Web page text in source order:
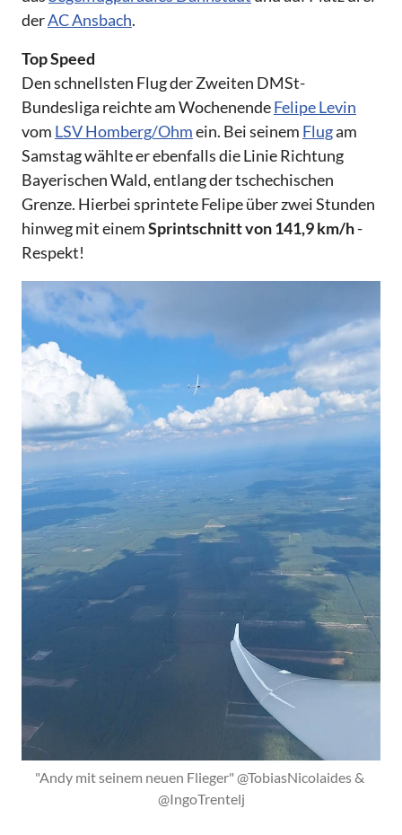
derAC Ansbach.
Top Speed
Den schnellsten Flug der Zweiten DMSt-
Bundesliga reichte am WochenendeFelipe Levin
vom LSV Homberg/Ohmein. Bei seinem Flugam
Samstag wählte er ebenfalls die Linie Richtung
Bayerischen Wald, entlang der tschechischen
Grenze. Hierbei sprintete Felipe über zwei Stunden
hinweg mit einemSprintschnitt von 141,9 km/h-
Respekt!
"Andy mit seinem neuen Flieger" @TobiasNicolaides &
@IngoTrentelj